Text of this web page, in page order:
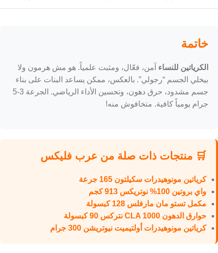
خاتمة
الكرياتين للنساء آمن، فعّال، ومثبت علمياً. هو مش هرمون ولا
بيخلي الجسم “رجولي”. بالعكس، ممكن يساعد البنات على بناء
جسم مشدود، حرق دهون، وتحسين الأداء الرياضي. الجرعة 3-5
جرام يومياً كافية. متخافوش منه!
🛒 منتجات ذات صلة من عرب فليكس
كرياتين مونوهيدرات سكيلتون 165 جرعة
واي بروتين 100% نوتريكس 913 كجم
مكمل تستو مان مارفلس 128 كبسولة
حوارق الدهون CLA 1000 نتركس 90 كبسولة
كرياتين مونوهيدرات أولتيميت نيوتريشن 300 جرام